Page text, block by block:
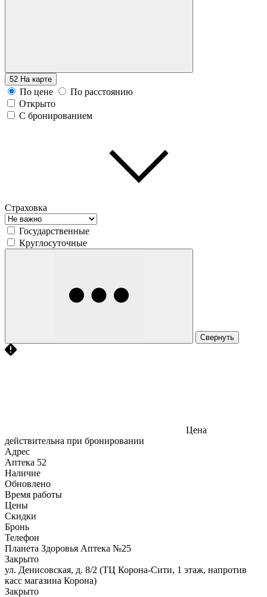
52 На карте
По цене
По расстоянию
Открыто
С бронированием
Страховка
Государственные
Круглосуточные
Свернуть
Цена
действительна при бронировании
Адрес
Аптека 52
Наличие
Обновлено
Время работы
Цены
Скидки
Бронь
Телефон
Планета Здоровья Аптека №25
Закрыто
ул. Денисовская, д. 8/2 (ТЦ Корона-Сити, 1 этаж, напротив
касс магазина Корона)
Закрыто